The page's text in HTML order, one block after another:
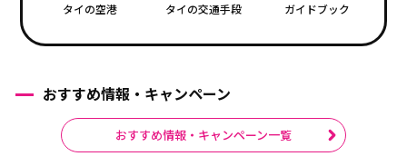
タイの空港 タイの交通手段 ガイドブック
おすすめ情報・キャンペーン
おすすめ情報・キャンペーン一覧